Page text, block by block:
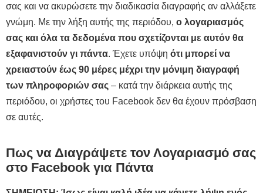
σας και να ακυρώσετε την διαδικασία διαγραφής αν αλλάξετε
γνώμη. Με την λήξη αυτής της περιόδου, ο λογαριασμός
σας και όλα τα δεδομένα που σχετίζονται με αυτόν θα
εξαφανιστούν γι πάντα. Έχετε υπόψη ότι μπορεί να
χρειαστούν έως 90 μέρες μέχρι την μόνιμη διαγραφή
των πληροφοριών σας – κατά την διάρκεια αυτής της
περιόδου, οι χρήστες του Facebook δεν θα έχουν πρόσβαση
σε αυτές.
Πως να Διαγράψετε τον Λογαριασμό σας
στο Facebook για Πάντα